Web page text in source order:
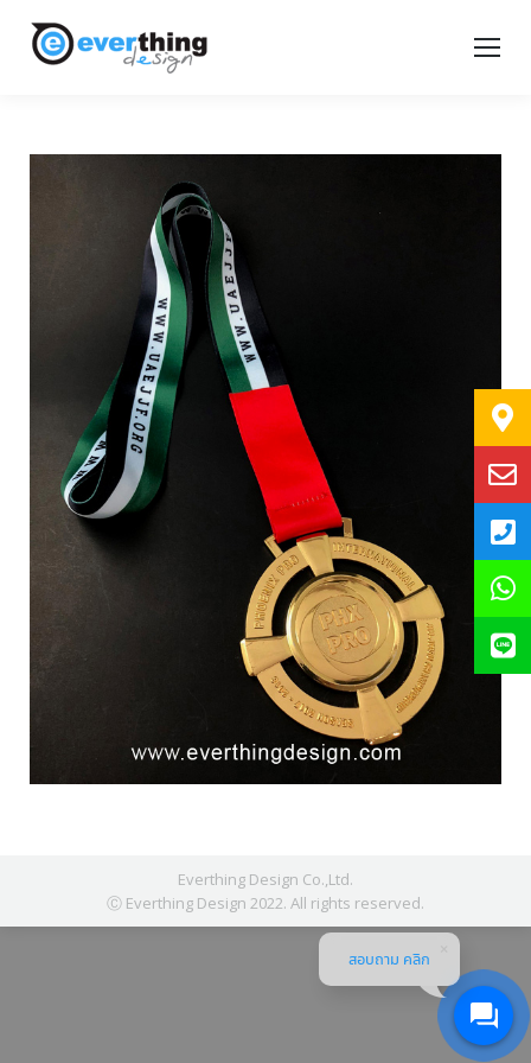
Everthing Design Co.,Ltd.
Ⓒ Everthing Design 2022. All rights reserved.
สอบถาม คลิก